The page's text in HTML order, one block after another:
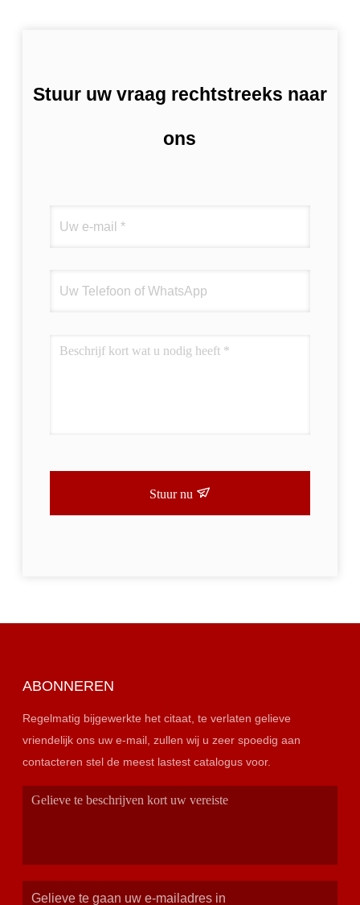
Stuur uw vraag rechtstreeks naar
ons
Stuur nu
ABONNEREN
Regelmatig bijgewerkte het citaat, te verlaten gelieve
vriendelijk ons uw e-mail, zullen wij u zeer spoedig aan
contacteren stel de meest lastest catalogus voor.